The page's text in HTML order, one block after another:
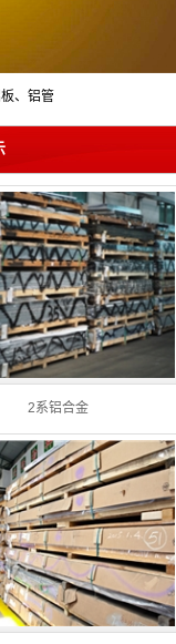
、铝管
2系铝合金